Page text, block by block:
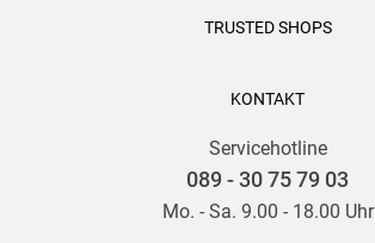
TRUSTED SHOPS
KONTAKT
Servicehotline
089 - 30 75 79 03
Mo. - Sa. 9.00 - 18.00 Uhr